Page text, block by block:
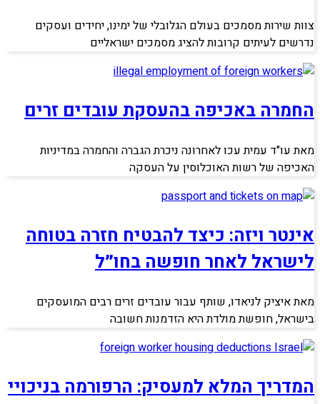
צוות שירות מסמכים בעולם הגלובלי של ימינו, יחידים ועסקים
נדרשים לעיתים קרובות להציג מסמכים ישראליים
החמרה באכיפה בהעסקת עובדים זרים
מאת עו"ד עמית עכו לאחרונה ניכרת הגברה והחמרה במדיניות
האכיפה של רשות האוכלוסין על העסקה
אינטר ויזה: כיצד להבטיח חזרה בטוחה
לישראל לאחר חופשה בחו״ל
מאת איציק לניאדו, שותף עבור עובדים זרים רבים המועסקים
בישראל, חופשת מולדת היא הזדמנות חשובה
המדריך המלא למעסיק: הרפורמה בניכויי